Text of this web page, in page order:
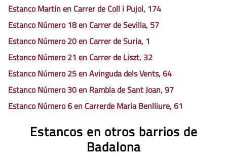
Estanco Martin en Carrer de Coll i Pujol, 174
Estanco Número 18 en Carrer de Sevilla, 57
Estanco Número 20 en Carrer de Suria, 1
Estanco Número 21 en Carrer de Liszt, 32
Estanco Número 25 en Avinguda dels Vents, 64
Estanco Número 30 en Rambla de Sant Joan, 97
Estanco Número 6 en Carrerde Maria Benlliure, 61
Estancos en otros barrios de
Badalona